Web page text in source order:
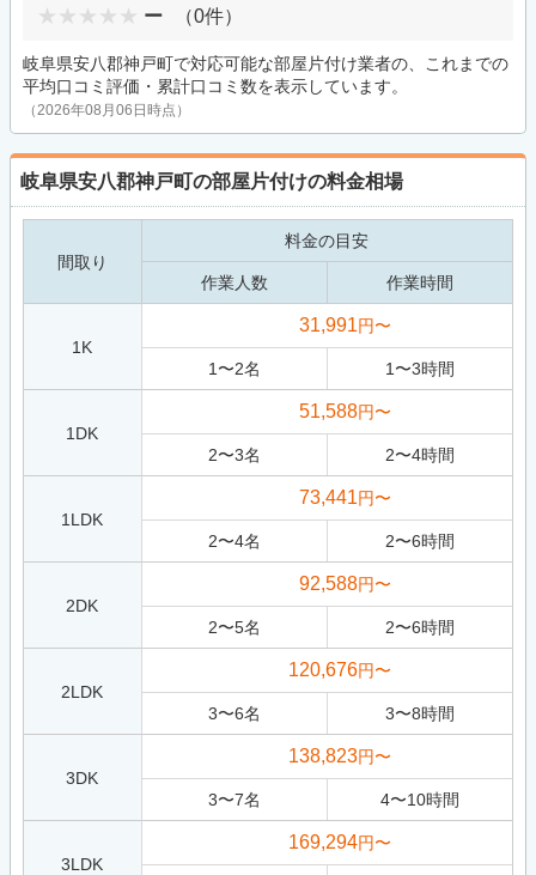
ー （0件）
岐阜県安八郡神戸町で対応可能な部屋片付け業者の、これまでの
平均口コミ評価・累計口コミ数を表示しています。
（2026年08月06日時点）
岐阜県安八郡神戸町の部屋片付けの料金相場
間取り
料金の目安
作業人数 作業時間
1K
31,991円〜
1〜2名 1〜3時間
1DK
51,588円〜
2〜3名 2〜4時間
1LDK
73,441円〜
2〜4名 2〜6時間
2DK
92,588円〜
2〜5名 2〜6時間
2LDK
120,676円〜
3〜6名 3〜8時間
3DK
138,823円〜
3〜7名 4〜10時間
3LDK
169,294円〜